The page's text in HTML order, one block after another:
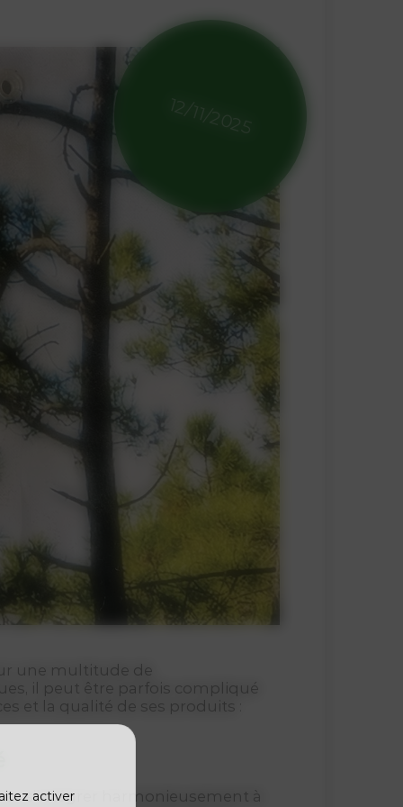
activer
12/11/2025
une multitude de
il peut être parfois compliqué
et la qualité de ses produits :
s’intégrer harmonieusement à